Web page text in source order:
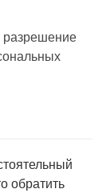
разрешение
обратить